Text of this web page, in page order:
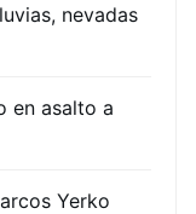
nevadas
en asalto a
Yerko